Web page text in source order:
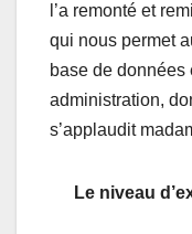
l’a remonté et
qui nous permet
base de données
administration,
s’applaudit
Le niveau